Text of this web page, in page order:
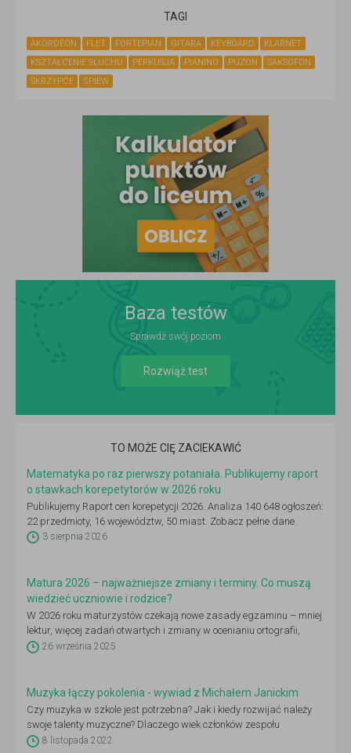
TAGI
AKORDEON FLET FORTEPIAN GITARA KEYBOARD
KLARNET
KSZTAŁCENIE SŁUCHU
PERKUSJA PIANINO PUZON
SAKSOFON
SKRZYPCE
ŚPIEW
Baza testów
Sprawdź swój poziom
Rozwiąż test
TO MOŻE CIĘ ZACIEKAWIĆ
Matematyka po raz pierwszy potaniała. Publikujemy raport
o stawkach korepetytorów w 2026 roku
Publikujemy Raport cen korepetycji 2026. Analiza 140 648 ogłoszeń:
22 przedmioty, 16 województw, 50 miast. Zobacz pełne dane.
3 sierpnia 2026
Matura 2026 – najważniejsze zmiany i terminy. Co muszą
wiedzieć uczniowie i rodzice?
W 2026 roku maturzystów czekają nowe zasady egzaminu – mniej
lektur, więcej zadań otwartych i zmiany w ocenianiu ortografii,
dlatego warto już dziś sprawdzić, co się zmieni i jak dobrze się
26 września 2025
Muzyka łączy pokolenia - wywiad z Michałem Janickim
Czy muzyka w szkole jest potrzebna? Jak i kiedy rozwijać należy
swoje talenty muzyczne? Dlaczego wiek członków zespołu
muzycznego nie ma znaczenia? O pasji i miłości do muzyki, która
8 listopada 2022